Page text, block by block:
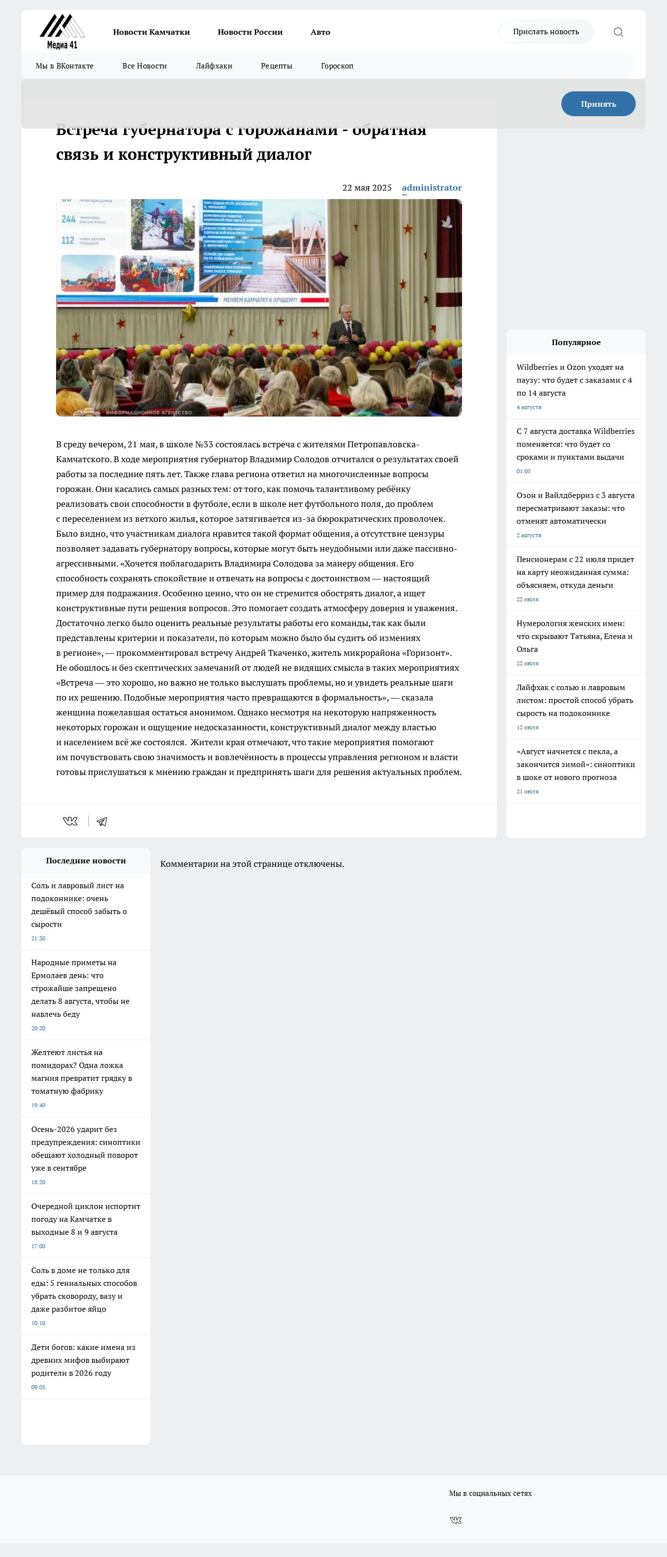
Новости Камчатки Новости России Авто Прислать новость
Мы в ВКонтакте Все Новости Лайфхаки Рецепты Гороскоп
Принять
Встреча губернатора с горожанами - обратная
связь и конструктивный диалог
22 мая 2025 administrator
В среду вечером, 21 мая, в школе №33 состоялась встреча с жителями Петропавловска-
Камчатского. В ходе мероприятия губернатор Владимир Солодов отчитался о результатах своей
работы за последние пять лет. Также глава региона ответил на многочисленные вопросы
горожан. Они касались самых разных тем: от того, как помочь талантливому ребёнку
реализовать свои способности в футболе, если в школе нет футбольного поля, до проблем
с переселением из ветхого жилья, которое затягивается из-за бюрократических проволочек.
Было видно, что участникам диалога нравится такой формат общения, а отсутствие цензуры
позволяет задавать губернатору вопросы, которые могут быть неудобными или даже пассивно-
агрессивными. «Хочется поблагодарить Владимира Солодова за манеру общения. Его
способность сохранять спокойствие и отвечать на вопросы с достоинством — настоящий
пример для подражания. Особенно ценно, что он не стремится обострять диалог, а ищет
конструктивные пути решения вопросов. Это помогает создать атмосферу доверия и уважения.
Достаточно легко было оценить реальные результаты работы его команды, так как были
представлены критерии и показатели, по которым можно было бы судить об измениях
в регионе», — прокомментировал встречу Андрей Ткаченко, житель микрорайона «Горизонт».
Не обошлось и без скептических замечаний от людей не видящих смысла в таких мероприятиях
«Встреча — это хорошо, но важно не только выслушать проблемы, но и увидеть реальные шаги
по их решению. Подобные мероприятия часто превращаются в формальность», — сказала
женщина пожелавшая остаться анонимом. Однако несмотря на некоторую напряженность
некоторых горожан и ощущение недосказанности, конструктивный диалог между властью
и населением всё же состоялся. Жители края отмечают, что такие мероприятия помогают
им почувствовать свою значимость и вовлечённость в процессы управления регионом и власти
готовы прислушаться к мнению граждан и предпринять шаги для решения актуальных проблем.
Популярное
Wildberries и Ozon уходят на
паузу: что будет с заказами с 4
по 14 августа
4 августа
С 7 августа доставка Wildberries
поменяется: что будет со
сроками и пунктами выдачи
01:05
Озон и Вайлдберриз с 3 августа
пересматривают заказы: что
отменят автоматически
2 августа
Пенсионерам с 22 июля придет
на карту неожиданная сумма:
объясняем, откуда деньги
22 июля
Нумерология женских имен:
что скрывают Татьяна, Елена и
Ольга
22 июля
Лайфхак с солью и лавровым
листом: простой способ убрать
сырость на подоконнике
12 июля
«Август начнется с пекла, а
закончится зимой»: синоптики
в шоке от нового прогноза
21 июля
Последние новости
Соль и лавровый лист на
подоконнике: очень
дешёвый способ забыть о
сырости
21:30
Народные приметы на
Ермолаев день: что
строжайше запрещено
делать 8 августа, чтобы не
навлечь беду
20:20
Желтеют листья на
помидорах? Одна ложка
магния превратит грядку в
томатную фабрику
19:40
Осень-2026 ударит без
предупреждения: синоптики
обещают холодный поворот
уже в сентябре
18:20
Очередной циклон испортит
погоду на Камчатке в
выходные 8 и 9 августа
17:00
Соль в доме не только для
еды: 5 гениальных способов
убрать сковороду, вазу и
даже разбитое яйцо
10:10
Дети богов: какие имена из
древних мифов выбирают
родители в 2026 году
09:05
Комментарии на этой странице отключены.
Мы в социальных сетях